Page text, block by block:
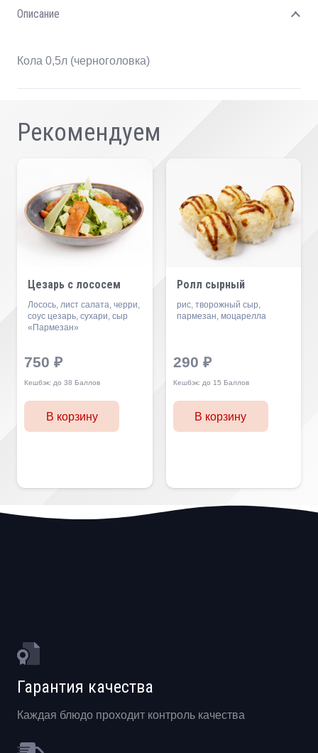
0,5л
Описание
Кола 0,5л (черноголовка)
Рекомендуем
Цезарь с лососем
Лосось, лист салата, черри,
соус цезарь, сухари, сыр
«Пармезан»
750₽
Кешбэк: до 38 Баллов
В корзину
Ролл сырный
рис, творожный сыр,
пармезан, моцарелла
290 ₽
Кешбэк: до 15 Баллов
В корзину
Гарантия качества
Каждая блюдо проходит контроль качества